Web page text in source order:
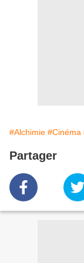
#Alchimie #Cinéma
Partager